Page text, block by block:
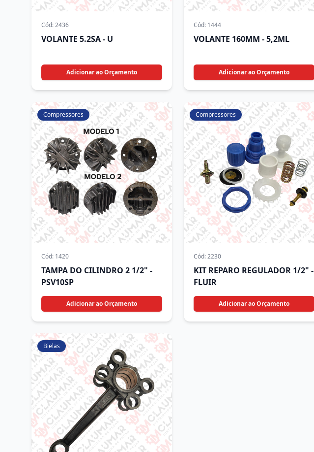
Cód:2436
VOLANTE 5.2SA - U
Adicionar ao Orçamento
Cód: 1444
VOLANTE 160MM - 5,2ML
Adicionar ao Orçamento
Compressores
Cód: 1420
TAMPA DO CILINDRO 2 1/2" -
PSV10SP
Adicionar ao Orçamento
Compressores
Cód:2230
KIT REPARO REGULADOR 1/2" -
FLUIR
Adicionar ao Orçamento
Bielas